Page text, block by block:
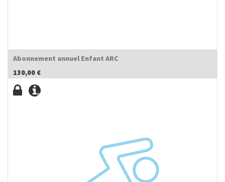
Abonnement annuel Enfant ARC
130,00 €